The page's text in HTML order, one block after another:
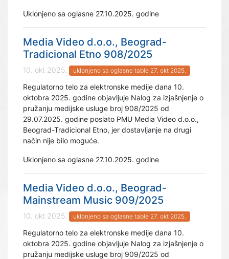
Uklonjeno sa oglasne 27.10.2025. godine
Media Video d.o.o., Beograd-
Tradicional Etno 908/2025
10. okt 2025. uklonjeno sa oglasne table 27. okt 2025.
Regulatorno telo za elektronske medije dana 10.
oktobra 2025. godine objavljuje Nalog za izjašnjenje o
pružanju medijske usluge broj 908/2025 od
29.07.2025. godine poslato PMU Media Video d.o.o.,
Beograd-Tradicional Etno, jer dostavljanje na drugi
način nije bilo moguće.
Uklonjeno sa oglasne 27.10.2025. godine
Media Video d.o.o., Beograd-
Mainstream Music 909/2025
10. okt 2025. uklonjeno sa oglasne table 27. okt 2025.
Regulatorno telo za elektronske medije dana 10.
oktobra 2025. godine objavljuje Nalog za izjašnjenje o
pružanju medijske usluge broj 909/2025 od